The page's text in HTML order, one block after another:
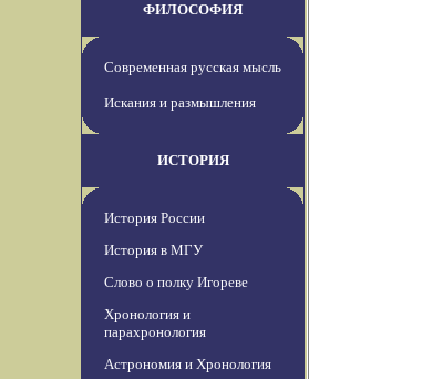
ФИЛОСОФИЯ
Современная русская мысль
Искания и размышления
ИСТОРИЯ
История России
История в МГУ
Слово о полку Игореве
Хронология и
парахронология
Астрономия и Хронология